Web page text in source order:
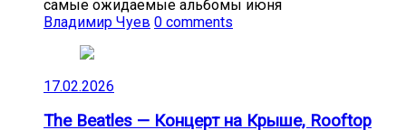
самые ожидаемые альбомы июня
Владимир Чуев 0 comments
17.02.2026
The Beatles — Концерт на Крыше, Rooftop